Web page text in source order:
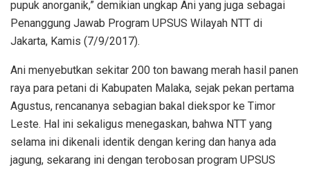
pupuk anorganik,” demikian ungkap Ani yang juga sebagai
Penanggung Jawab Program UPSUS Wilayah NTT di
Jakarta, Kamis (7/9/2017).
Ani menyebutkan sekitar 200 ton bawang merah hasil panen
raya para petani di Kabupaten Malaka, sejak pekan pertama
Agustus, rencananya sebagian bakal diekspor ke Timor
Leste. Hal ini sekaligus menegaskan, bahwa NTT yang
selama ini dikenali identik dengan kering dan hanya ada
jagung, sekarang ini dengan terobosan program UPSUS